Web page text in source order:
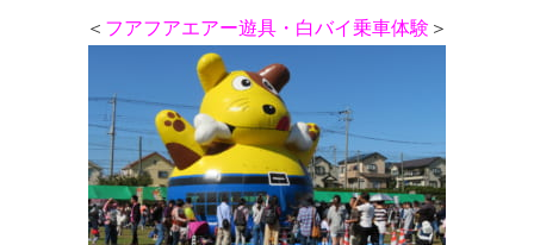
＜ フアフアエアー遊具・白バイ乗車体験 ＞